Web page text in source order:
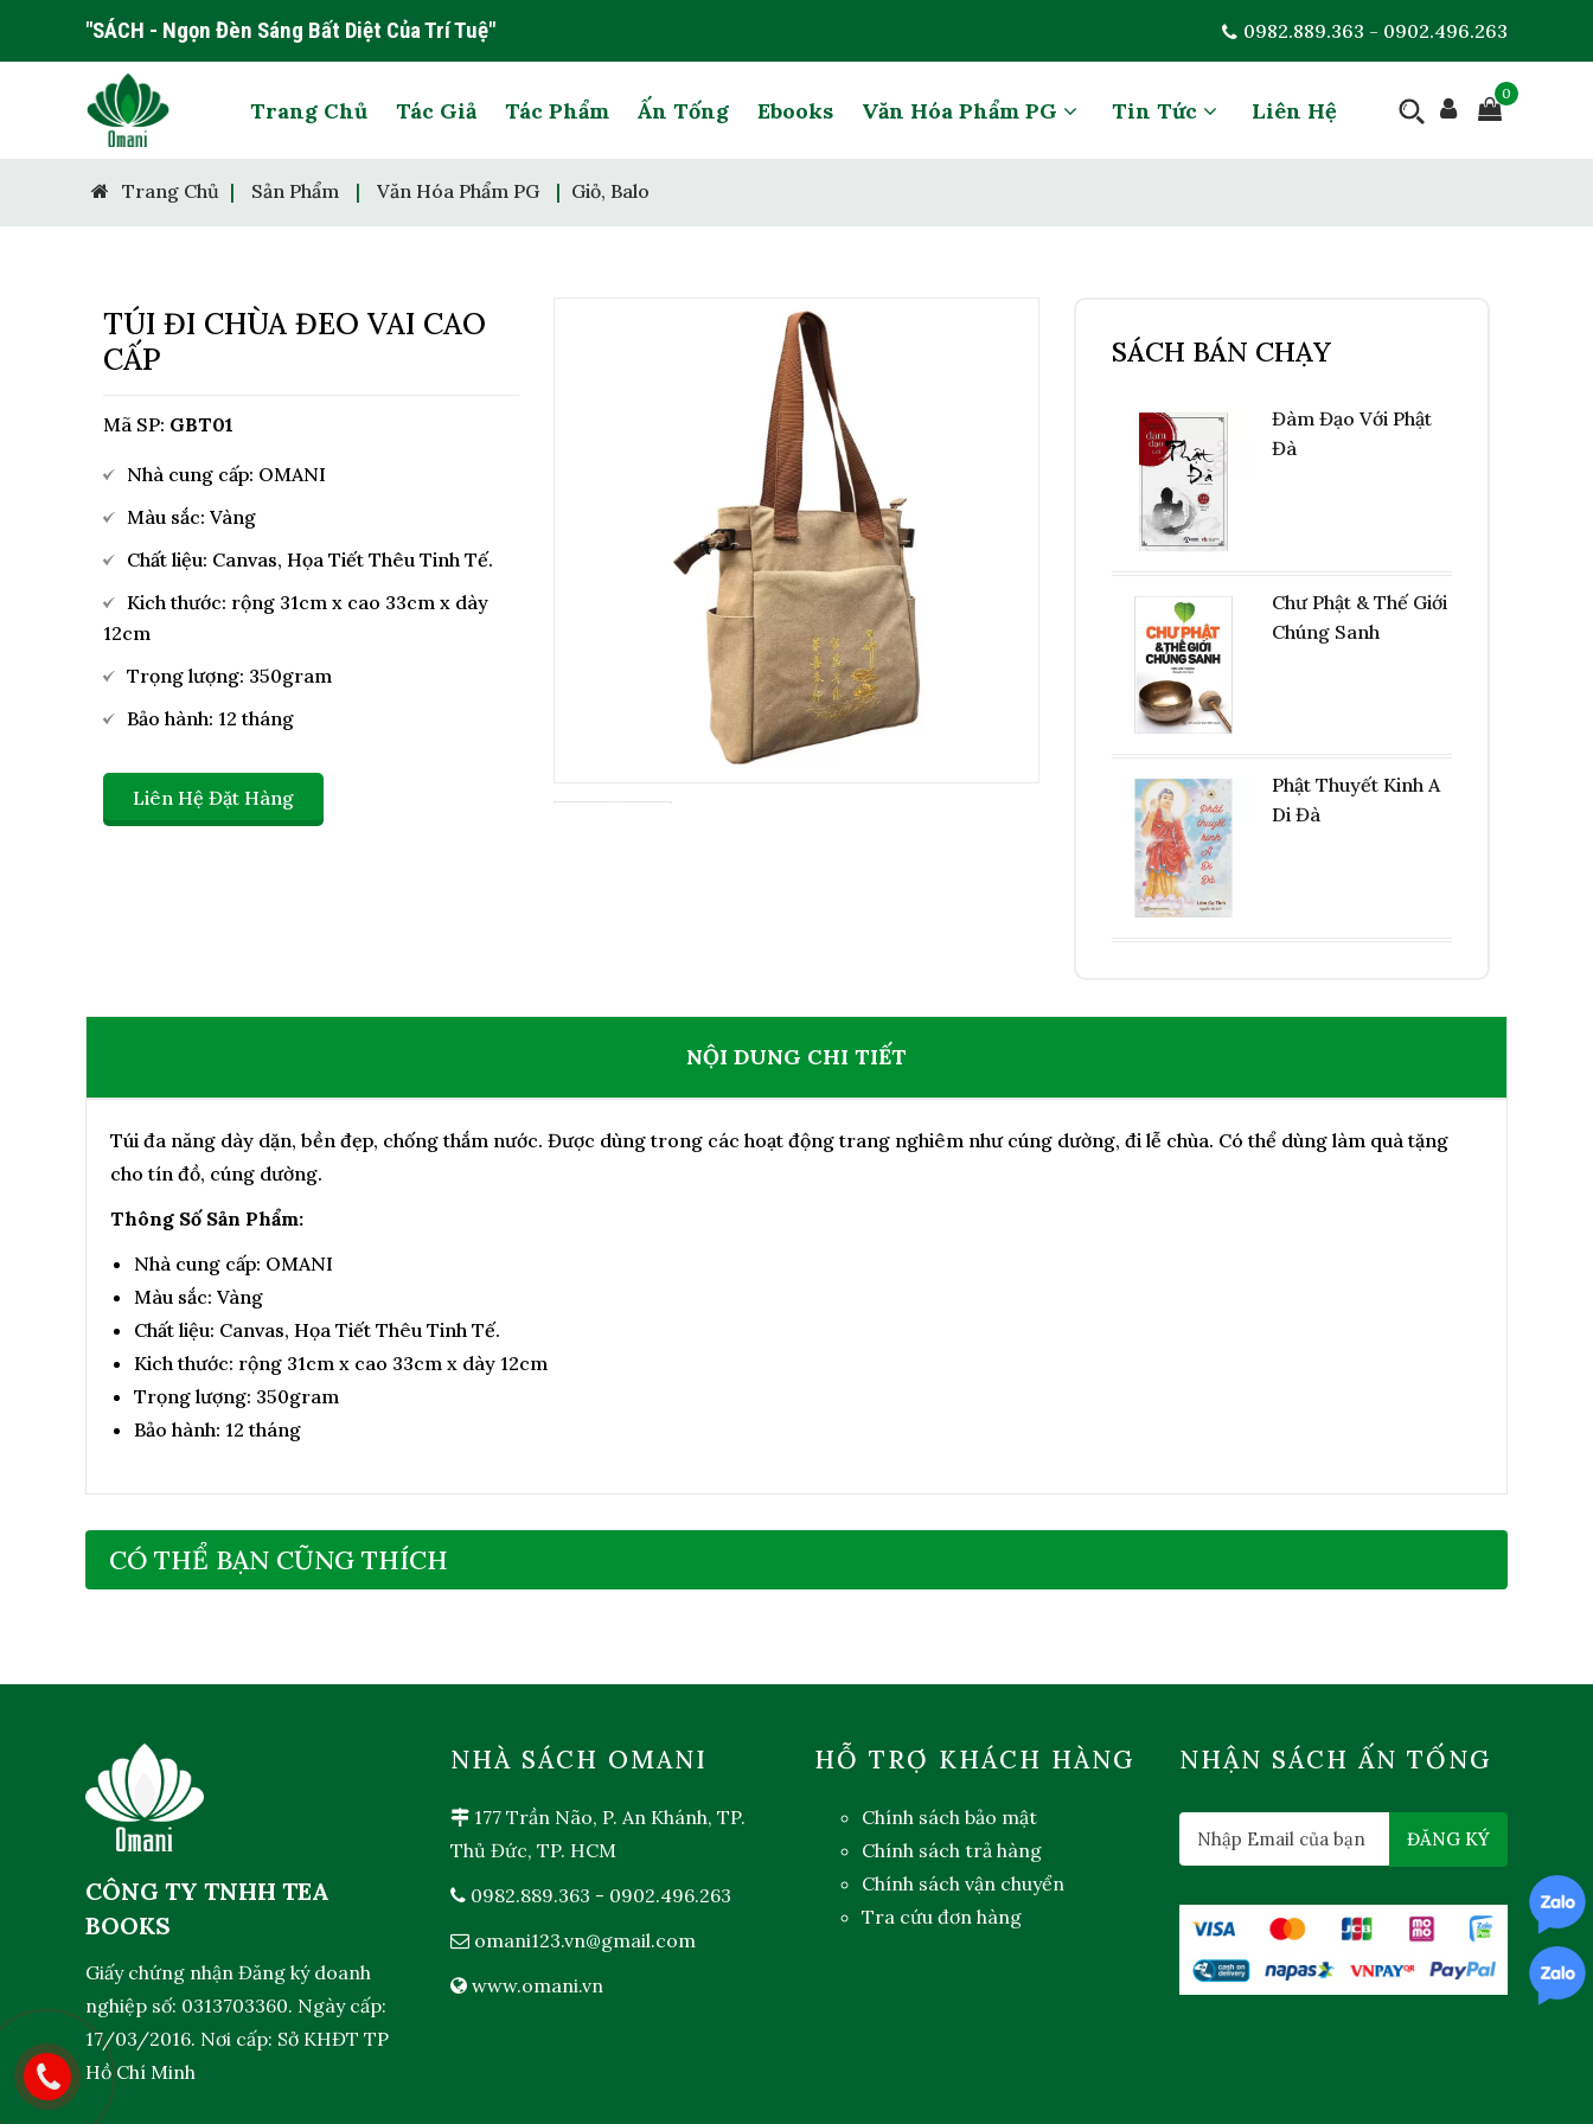
"SÁCH - Ngọn Đèn Sáng Bất Diệt Của Trí Tuệ" 0982.889.363 - 0902.496.263
Trang Chủ Tác Giả Tác Phẩm Ấn Tống Ebooks Văn Hóa Phẩm PG Tin Tức Liên Hệ
0
Trang Chủ | Sản Phẩm | Văn Hóa Phẩm PG | Giỏ, Balo
TÚI ĐI CHÙA ĐEO VAI CAO
CẤP
Mã SP: GBT01
Nhà cung cấp: OMANI
Màu sắc: Vàng
Chất liệu: Canvas, Họa Tiết Thêu Tinh Tế.
Kich thước: rộng 31cm x cao 33cm x dày
12cm
Trọng lượng: 350gram
Bảo hành: 12 tháng
Liên Hệ Đặt Hàng
SÁCH BÁN CHẠY
Đàm Đạo Với Phật
Đà
Chư Phật & Thế Giới
Chúng Sanh
Phật Thuyết Kinh A
Di Đà
NỘI DUNG CHI TIẾT
Túi đa năng dày dặn, bền đẹp, chống thắm nước. Được dùng trong các hoạt động trang nghiêm như cúng dường, đi lễ chùa. Có thể dùng làm quà tặng
cho tín đồ, cúng dường.
Thông Số Sản Phẩm:
Nhà cung cấp: OMANI
Màu sắc: Vàng
Chất liệu: Canvas, Họa Tiết Thêu Tinh Tế.
Kich thước: rộng 31cm x cao 33cm x dày 12cm
Trọng lượng: 350gram
Bảo hành: 12 tháng
CÓ THỂ BẠN CŨNG THÍCH
CÔNG TY TNHH TEA
BOOKS
Giấy chứng nhận Đăng ký doanh
nghiệp số: 0313703360. Ngày cấp:
17/03/2016. Nơi cấp: Sở KHĐT TP
Hồ Chí Minh
NHÀ SÁCH OMANI
177 Trần Não, P. An Khánh, TP.
Thủ Đức, TP. HCM
0982.889.363 - 0902.496.263
omani123.vn@gmail.com
www.omani.vn
HỖ TRỢ KHÁCH HÀNG
Chính sách bảo mật
Chính sách trả hàng
Chính sách vận chuyển
Tra cứu đơn hàng
NHẬN SÁCH ẤN TỐNG
ĐĂNG KÝ